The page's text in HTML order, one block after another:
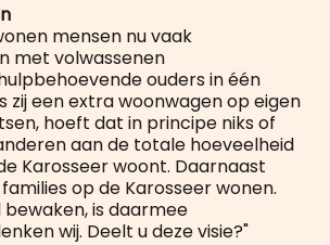
mensen nu vaak
met volwassenen
ouders in één
zij een extra woonwagen op eigen
hoeft dat in principe niks of
aan de totale hoeveelheid
Karosseer woont. Daarnaast
op de Karosseer wonen.
bewaken, is daarmee
wij. Deelt u deze visie?"